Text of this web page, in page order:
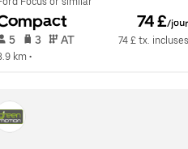
74 £/jour
5 3 AT
74 £ tx. incluses
km •